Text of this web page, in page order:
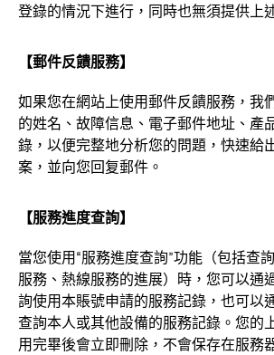
登錄的情況下進行，同時也無須提供上
【郵件反饋服務】
如果您在網站上使用郵件反饋服務，我
的姓名、故障信息、電子郵件地址、產
錄，以便完整地分析您的問題，快速給
案，並向您回复郵件。
【服務進度查詢】
當您使用“服務進度查詢”功能（包括查
服務、熱線服務的進展）時，您可以通
詢使用本賬號申請的服務記錄，也可以
查詢本人或其他設備的服務記錄。您的
用完畢後會立即刪除，不會保存在服務